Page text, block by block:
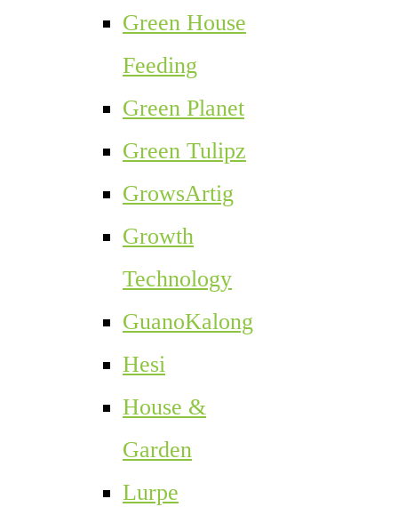
Green House
Feeding
Green Planet
Green Tulipz
GrowsArtig
Growth
Technology
GuanoKalong
Hesi
House &
Garden
Lurpe